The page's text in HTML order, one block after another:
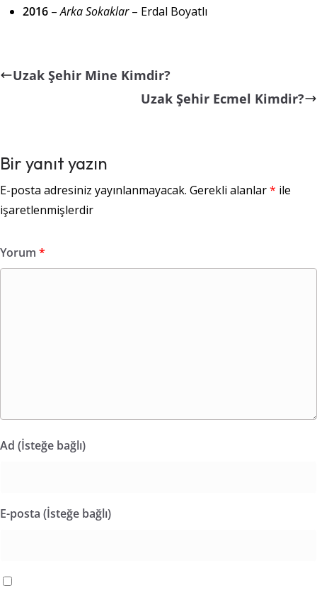
2016 –Arka Sokaklar– Erdal Boyatlı
Uzak Şehir Mine Kimdir?
Uzak Şehir Ecmel Kimdir?
Bir yanıt yazın
E-posta adresiniz yayınlanmayacak. Gerekli alanlar* ile
işaretlenmişlerdir
Yorum *
Ad (İsteğe bağlı)
E-posta (İsteğe bağlı)